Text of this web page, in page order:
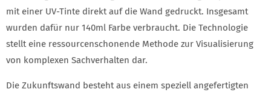
mit einer UV-Tinte direkt auf die Wand gedruckt. Insgesamt
wurden dafür nur 140ml Farbe verbraucht. Die Technologie
stellt eine ressourcenschonende Methode zur Visualisierung
von komplexen Sachverhalten dar.
Die Zukunftswand besteht aus einem speziell angefertigten